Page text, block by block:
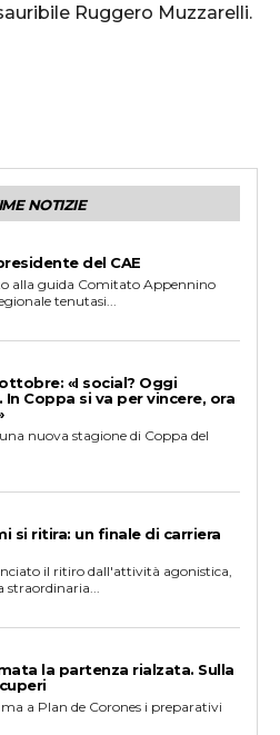
Ruggero Muzzarelli.
NOTIZIE
del CAE
alla guida Comitato Appennino
tenutasi...
«I social? Oggi
Coppa si va per vincere, ora
nuova stagione di Coppa del
si ritira: un finale di carriera
il ritiro dall'attività agonistica,
la partenza rialzata. Sulla
a Plan de Corones i preparativi